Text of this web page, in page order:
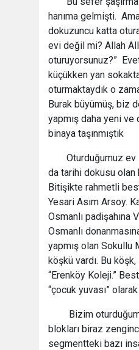
hanıma gelmişti.
dokuzuncu katta
evi değil mi? Allah
oturuyorsunuz?”
küçükken yan
oturmaktaydık o
Burak büyümüş, biz
yapmış daha yeni ve
binaya taşınmıştık
Oturduğumuz ev
da tarihi dokusu olan
Bitişikte rahmetli
Yesari Asım Arsoy.
Osmanlı padişahına
Osmanlı
yapmış olan Sokullu
köşkü vardı. Bu
“Erenköy Koleji.”
“çocuk yuvası”
Bizim
blokları biraz
segmentteki bazı